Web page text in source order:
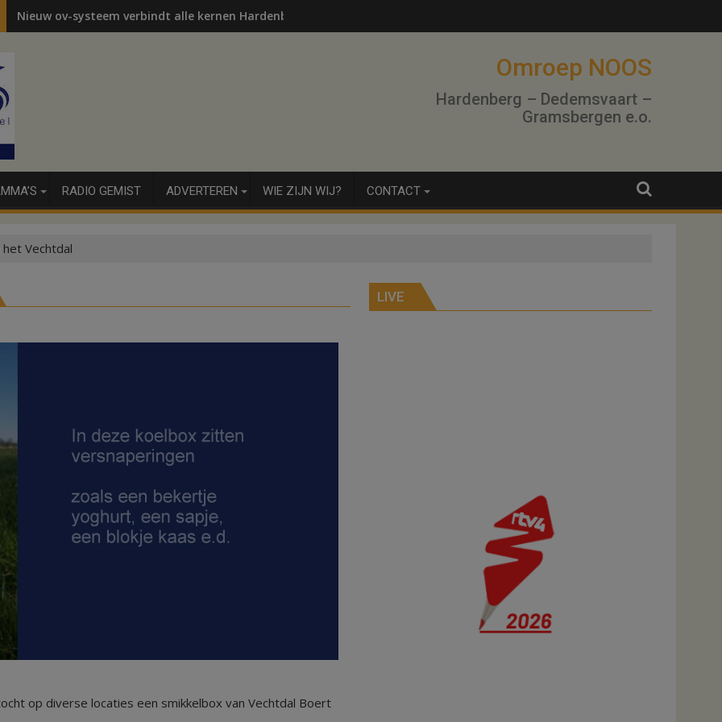
Nieuw ov-systeem verbindt alle kernen Hardenberg
Omroep NOOS
Hardenberg – Dedemsvaart –
Gramsbergen e.o.
RADIO GEMIST ADVERTEREN WIE ZIJN WIJ? CONTACT
het Vechtdal
op diverse locaties een smikkelbox van Vechtdal Boert
LIVE